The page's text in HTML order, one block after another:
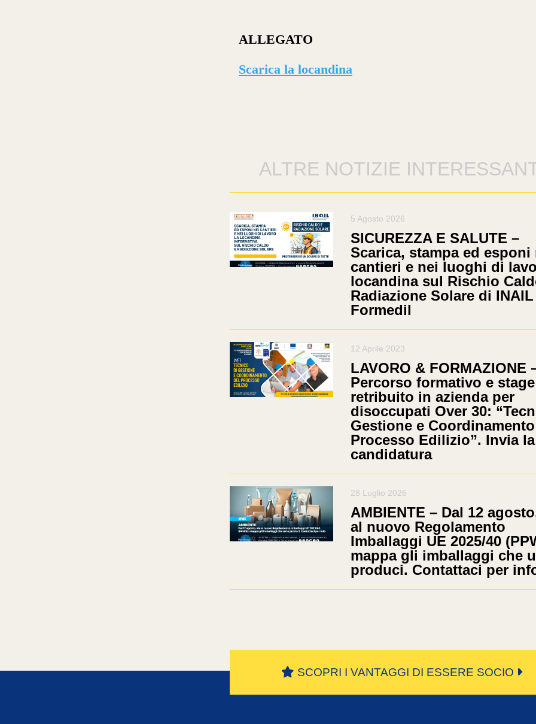
ALLEGATO
Scarica la locandina
ALTRE NOTIZIE
5 Agosto 2026
SICUREZZA E SALUTE –
Scarica, stampa ed esponi
cantieri e nei luoghi di
locandina sul Rischio
Radiazione Solare di INAIL
Formedil
12 Aprile 2023
LAVORO & FORMAZIONE
Percorso formativo e stage
retribuito in azienda per
disoccupati Over 30:
Gestione e
Processo Edilizio”. Invia
candidatura
28 Luglio 2026
AMBIENTE – Dal 12
al nuovo Regolamento
Imballaggi UE 2025/40
mappa gli imballaggi che
produci. Contattaci per
SCOPRI I VANTAGGI DI ESSERE SOCIO